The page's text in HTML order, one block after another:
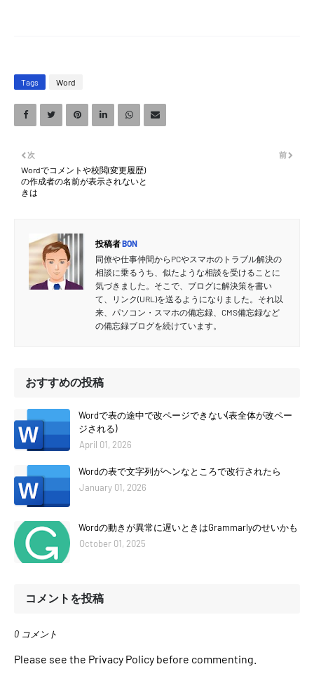
Tags Word
前
次
Wordでコメントや校閲(変更履歴)
の作成者の名前が表示されないと
きは
投稿者BON
同僚や仕事仲間からPCやスマホのトラブル解決の
相談に乗るうち、似たような相談を受けることに
気づきました。そこで、ブログに解決策を書い
て、リンク(URL)を送るようになりました。それ以
来、パソコン・スマホの備忘録、CMS備忘録など
の備忘録ブログを続けています。
おすすめの投稿
Wordで表の途中で改ページできない(表全体が改ペー
ジされる)
April 01, 2026
Wordの表で文字列がヘンなところで改行されたら
January 01, 2026
Wordの動きが異常に遅いときはGrammarlyのせいかも
October 01, 2025
コメントを投稿
0 コメント
Please see the Privacy Policy before commenting.